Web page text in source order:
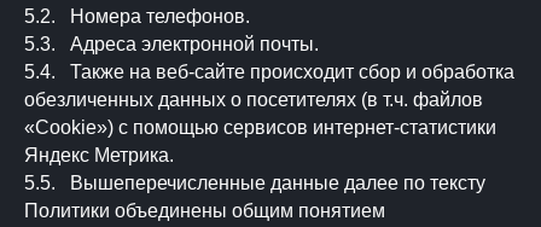
5.2. Номера телефонов.
5.3. Адреса электронной почты.
5.4. Также на веб-сайте происходит сбор и обработка
обезличенных данных о посетителях (в т.ч. файлов
«Сookie») с помощью сервисов интернет-статистики
Яндекс Метрика.
5.5. Вышеперечисленные данные далее по тексту
Политики объединены общим понятием